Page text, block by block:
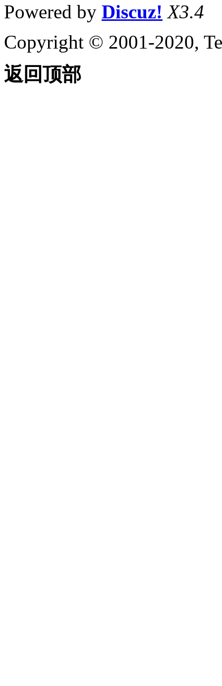
Powered by Discuz! X3.4
Copyright © 2001-2020,
返回顶部